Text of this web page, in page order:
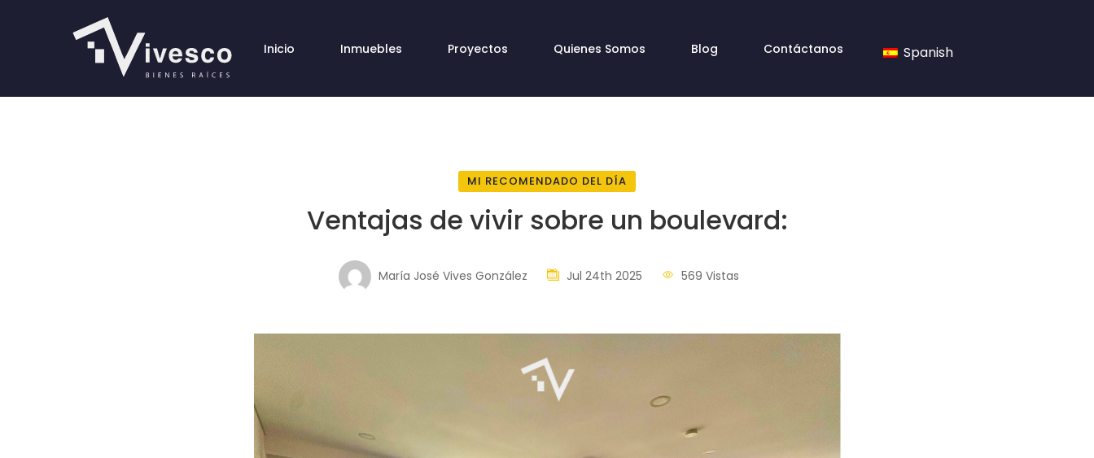
Inicio Inmuebles Proyectos Quienes Somos Blog Contáctanos Spanish
MI RECOMENDADO DEL DÍA
Ventajas de vivir sobre un boulevard:
María José Vives González Jul 24th 2025 569 Vistas